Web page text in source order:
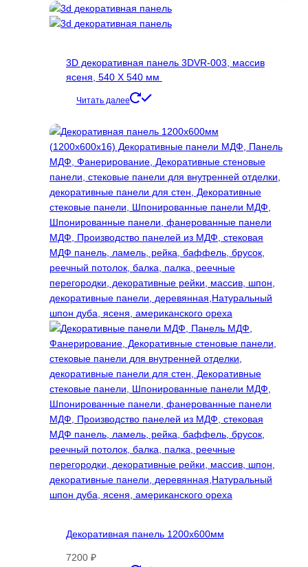
106000 ₽.
3D декоративная панель 3DVR-003, массив
ясеня, 540 Х 540 мм
Читать далее
Декоративная панель 1200х600мм
7200 ₽